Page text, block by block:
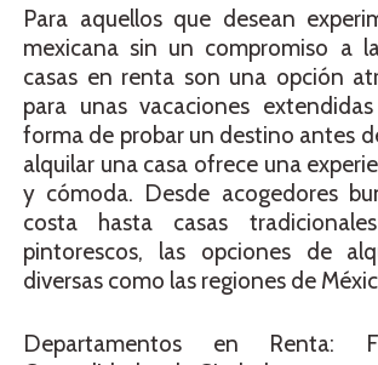
Para aquellos que desean
mexicana sin un compromiso a
casas en renta son una opción
para unas vacaciones
forma de probar un destino antes
alquilar una casa ofrece una
y cómoda. Desde acogedores
costa hasta casas
pintorescos, las opciones de
diversas como las regiones de
Departamentos en Renta: